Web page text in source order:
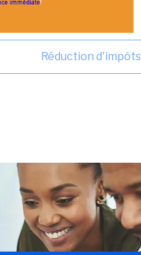
Réduction d'impôts